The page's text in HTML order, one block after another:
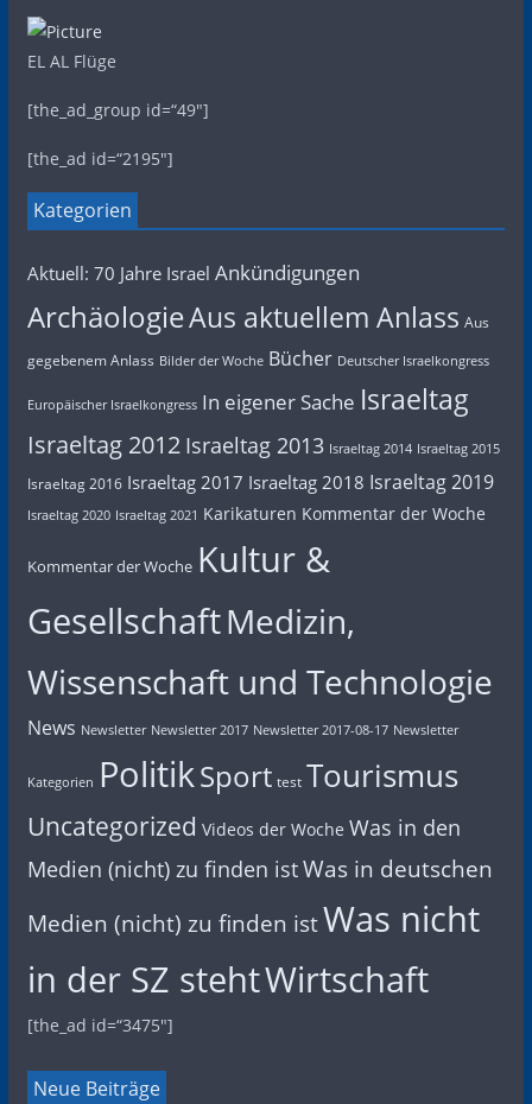
EL AL Flüge
[the_ad_group id=“49″]
[the_ad id=“2195″]
Kategorien
Aktuell: 70 Jahre Israel Ankündigungen
ArchäologieAus aktuellem Anlass Aus
gegebenem Anlass Bilder der Woche Bücher Deutscher Israelkongress
Europäischer Israelkongress In eigener Sache Israeltag
Israeltag 2012 Israeltag 2013 Israeltag 2014 Israeltag 2015
Israeltag 2016 Israeltag 2017 Israeltag 2018 Israeltag 2019
Israeltag 2020 Israeltag 2021 Karikaturen Kommentar der Woche
Kommentar der Woche Kultur &
GesellschaftMedizin,
Wissenschaft und Technologie
News Newsletter Newsletter 2017 Newsletter 2017-08-17 Newsletter
Kategorien PolitikSport test Tourismus
Uncategorized Videos der Woche Was in den
Medien (nicht) zu finden istWas in deutschen
Medien (nicht) zu finden istWas nicht
in der SZ stehtWirtschaft
[the_ad id=“3475″]
Neue Beiträge